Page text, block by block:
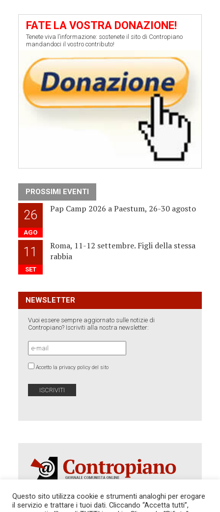
FATE LA VOSTRA DONAZIONE!
Tenete viva l’informazione: sostenete il sito di Contropiano
mandandoci il vostro contributo!
PROSSIMI EVENTI
26
AGO
Pap Camp 2026 a Paestum, 26-30 agosto
11
SET
Roma, 11-12 settembre. Figli della stessa
rabbia
NEWSLETTER
Vuoi essere sempre aggiornato sulle notizie di
Contropiano? Iscriviti alla nostra newsletter:
Accetto la privacy policy del sito
Questo sito utilizza cookie e strumenti analoghi per erogare
il servizio e trattare i tuoi dati. Cliccando “Accetta tutti”,